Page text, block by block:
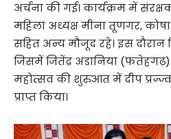
अर्चना की गई। कार्यक्रम में
महिला अध्यक्ष मीना तूणगर,
सहित अन्य मौजूद रहे। इस दौरान
जिसमें जितेंद्र अडानिया
महोत्सव की शुरुआत में दीप
प्राप्त किया।